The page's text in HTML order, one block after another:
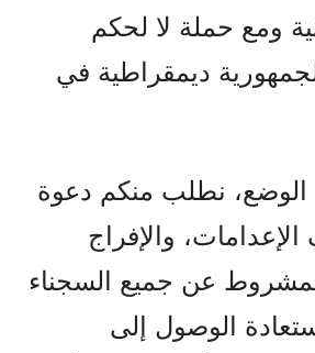
ومع حملة لا لحكم
ديمقراطية في
نطلب منكم دعوة
والإفراج
عن جميع السجناء
الوصول إلى